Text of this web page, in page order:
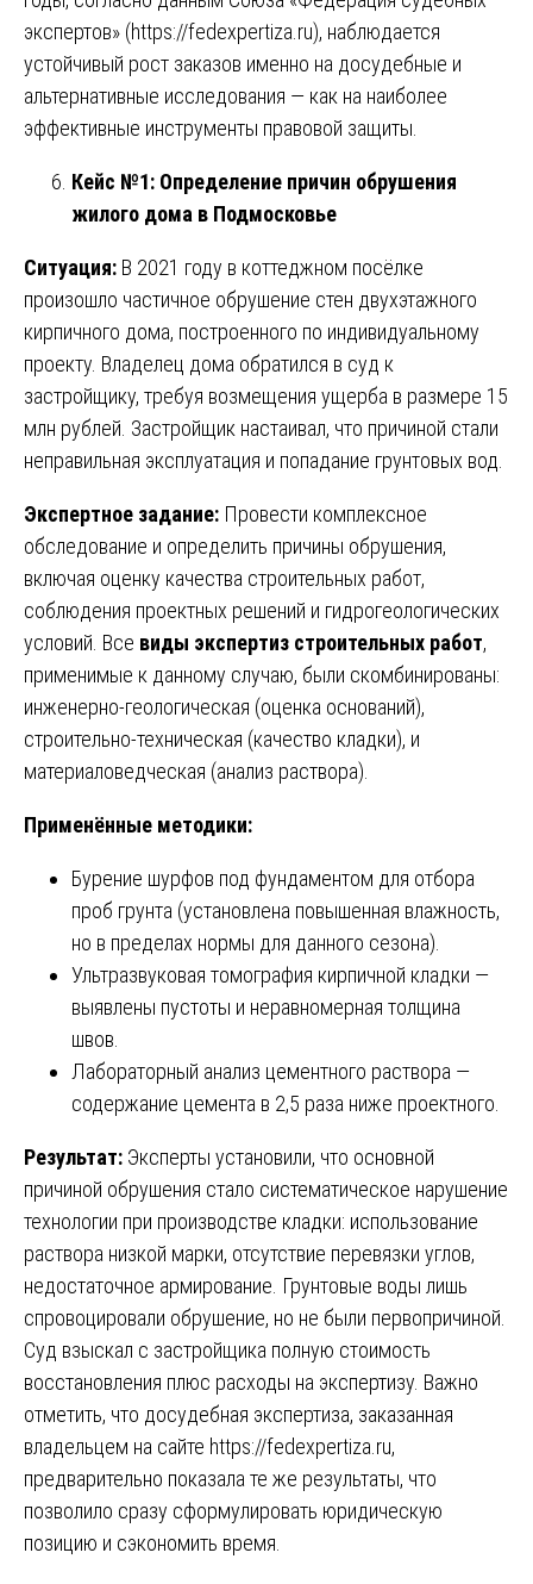
экспертов» (https://fedexpertiza.ru), наблюдается
устойчивый рост заказов именно на досудебные и
альтернативные исследования — как на наиболее
эффективные инструменты правовой защиты.
Кейс №1: Определение причин обрушения
жилого дома в Подмосковье
Ситуация: В 2021 году в коттеджном посёлке
произошло частичное обрушение стен двухэтажного
кирпичного дома, построенного по индивидуальному
проекту. Владелец дома обратился в суд к
застройщику, требуя возмещения ущерба в размере 15
млн рублей. Застройщик настаивал, что причиной стали
неправильная эксплуатация и попадание грунтовых вод.
Экспертное задание: Провести комплексное
обследование и определить причины обрушения,
включая оценку качества строительных работ,
соблюдения проектных решений и гидрогеологических
условий. Все виды экспертиз строительных работ,
применимые к данному случаю, были скомбинированы:
инженерно-геологическая (оценка оснований),
строительно-техническая (качество кладки), и
материаловедческая (анализ раствора).
Применённые методики:
Бурение шурфов под фундаментом для отбора
проб грунта (установлена повышенная влажность,
но в пределах нормы для данного сезона).
Ультразвуковая томография кирпичной кладки —
выявлены пустоты и неравномерная толщина
швов.
Лабораторный анализ цементного раствора —
содержание цемента в 2,5 раза ниже проектного.
Результат: Эксперты установили, что основной
причиной обрушения стало систематическое нарушение
технологии при производстве кладки: использование
раствора низкой марки, отсутствие перевязки углов,
недостаточное армирование. Грунтовые воды лишь
спровоцировали обрушение, но не были первопричиной.
Суд взыскал с застройщика полную стоимость
восстановления плюс расходы на экспертизу. Важно
отметить, что досудебная экспертиза, заказанная
владельцем на сайте https://fedexpertiza.ru,
предварительно показала те же результаты, что
позволило сразу сформулировать юридическую
позицию и сэкономить время.